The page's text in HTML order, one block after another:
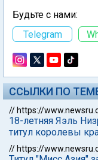
Будьте с нами:
Telegram
ССЫЛКИ ПО
// https://
18-летняя Яэль
титул королевы
// https://